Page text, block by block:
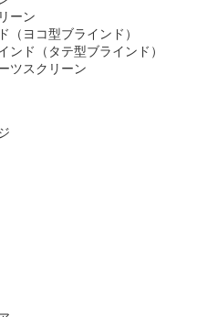
ーン
（ヨコ型ブラインド）
ンド（タテ型ブラインド）
ツスクリーン